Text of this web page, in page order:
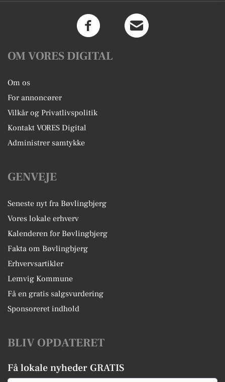
OM VORES DIGITAL
Om os
For annoncører
Vilkår og Privatlivspolitik
Kontakt VORES Digital
Administrer samtykke
GENVEJE
Seneste nyt fra Bøvlingbjerg
Vores lokale erhverv
Kalenderen for Bøvlingbjerg
Fakta om Bøvlingbjerg
Erhvervsartikler
Lemvig Kommune
Få en gratis salgsvurdering
Sponsoreret indhold
BLIV OPDATERET
Få lokale nyheder GRATIS